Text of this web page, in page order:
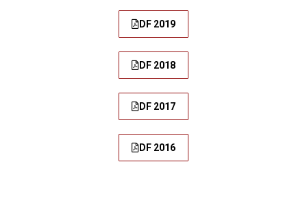
DF 2019
DF 2018
DF 2017
DF 2016